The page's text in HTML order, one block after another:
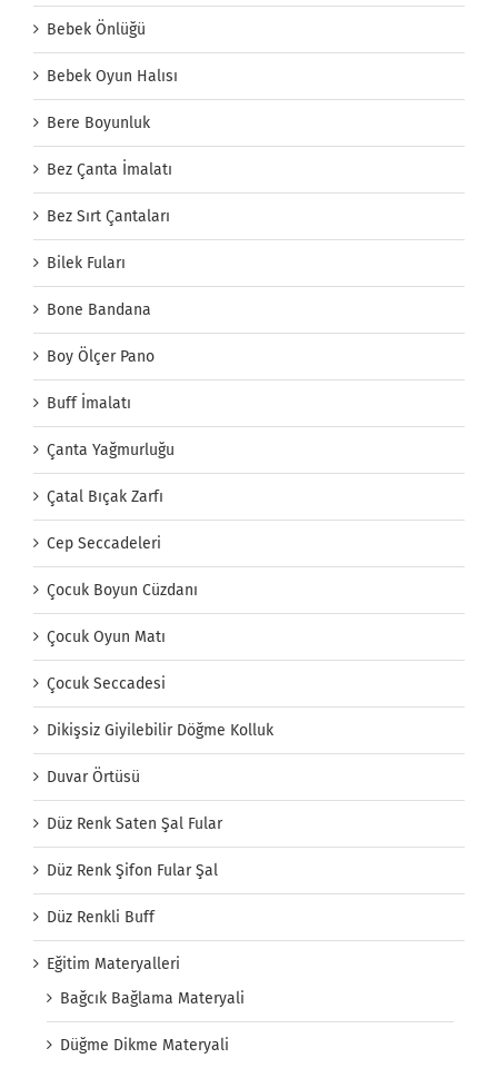
Bebek Önlüğü
Bebek Oyun Halısı
Bere Boyunluk
Bez Çanta İmalatı
Bez Sırt Çantaları
Bilek Fuları
Bone Bandana
Boy Ölçer Pano
Buff İmalatı
Çanta Yağmurluğu
Çatal Bıçak Zarfı
Cep Seccadeleri
Çocuk Boyun Cüzdanı
Çocuk Oyun Matı
Çocuk Seccadesi
Dikişsiz Giyilebilir Döğme Kolluk
Duvar Örtüsü
Düz Renk Saten Şal Fular
Düz Renk Şifon Fular Şal
Düz Renkli Buff
Eğitim Materyalleri
Bağcık Bağlama Materyali
Düğme Dikme Materyali